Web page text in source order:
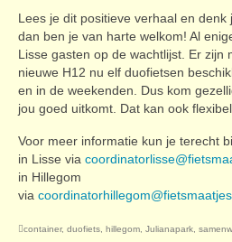
Lees je dit positieve verhaal en denk
dan ben je van harte welkom! Al
Lisse gasten op de wachtlijst. Er zijn
nieuwe H12 nu elf duofietsen
en in de weekenden. Dus kom
jou goed uitkomt. Dat kan ook flexibel.
Voor meer informatie kun je terecht
in Lisse via
in Hillegom
via
container, duofiets hillegom Julianapark